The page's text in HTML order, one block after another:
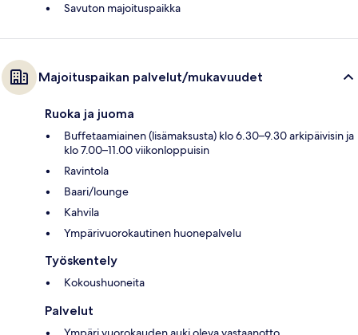
Savuton majoituspaikka
Majoituspaikan palvelut/mukavuudet
Ruoka ja juoma
Buffetaamiainen (lisämaksusta) klo 6.30–9.30 arkipäivisin ja
klo 7.00–11.00 viikonloppuisin
Ravintola
Baari/lounge
Kahvila
Ympärivuorokautinen huonepalvelu
Työskentely
Kokoushuoneita
Palvelut